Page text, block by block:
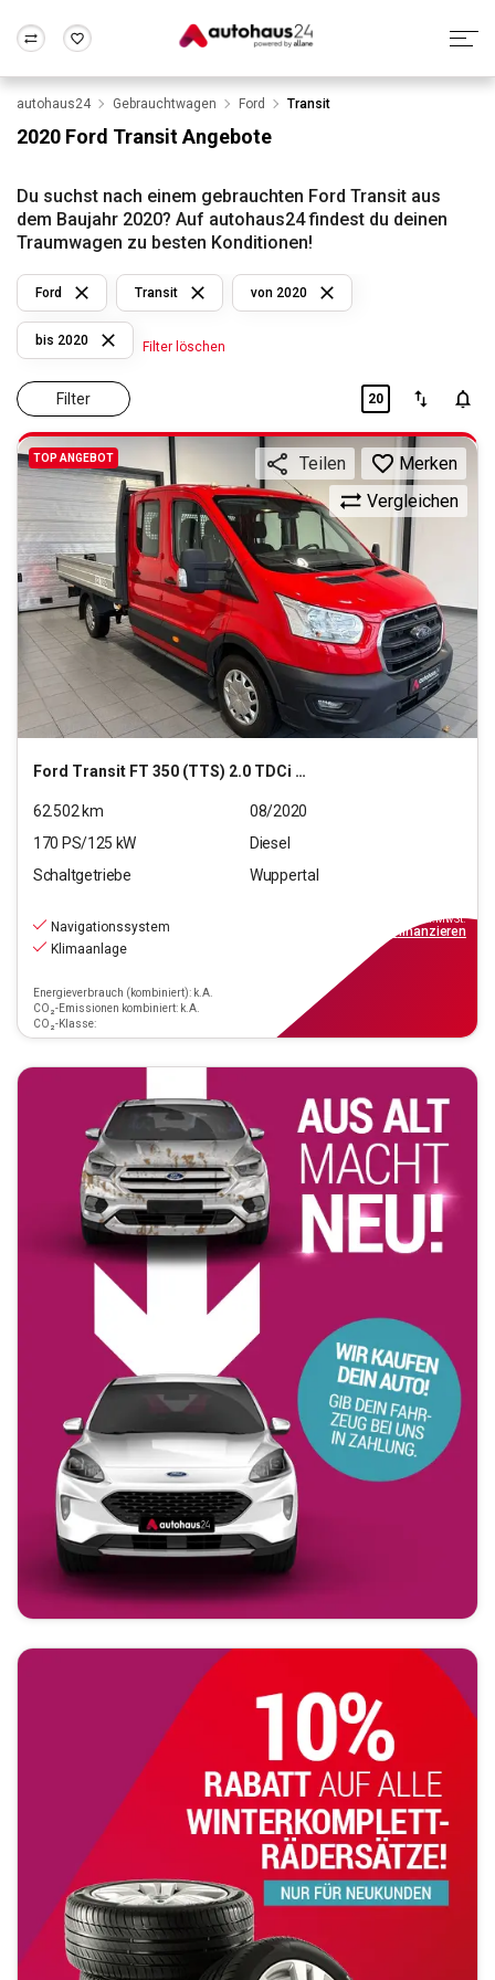
Wir bewerten dein Auto
Alle Fragen & Antworten
Rund um die Inzahlungnahme
Frankfurt Wuppertal
autohaus24 Gebrauchtwagen Ford Transit
2020 Ford Transit Angebote
Du suchst nach einem gebrauchten Ford Transit aus
dem Baujahr 2020? Auf autohaus24 findest du deinen
Traumwagen zu besten Konditionen!
Filter
Ford Transit von 2020
bis 2020 Filter löschen
20
TOP ANGEBOT
Ford Transit FT 350 (TTS) 2.0 TDCi DPF 350 L5 Trend RWD
Vergleichen
Teilen Merken
62.502km
08/2020
170 PS/125 kW
Diesel
Schaltgetriebe
Wuppertal
Navigationssystem
Klimaanlage
Energieverbrauch (kombiniert): k.A.
CO₂-Emissionen kombiniert: k.A.
CO₂-Klasse:
inkl.MwSt.
finanzieren